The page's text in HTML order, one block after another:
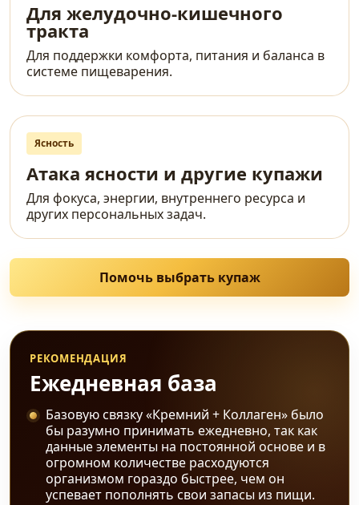
Для желудочно-кишечного
тракта
Для поддержки комфорта, питания и баланса в
системе пищеварения.
Ясность
Атака ясности и другие купажи
Для фокуса, энергии, внутреннего ресурса и
других персональных задач.
Помочь выбрать купаж
РЕКОМЕНДАЦИЯ
Ежедневная база
Базовую связку «Кремний + Коллаген» было
бы разумно принимать ежедневно, так как
данные элементы на постоянной основе и в
огромном количестве расходуются
организмом гораздо быстрее, чем он
успевает пополнять свои запасы из пищи.